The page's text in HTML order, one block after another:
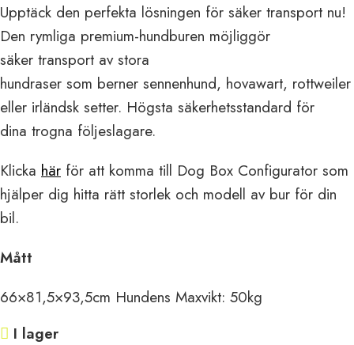
Upptäck den perfekta lösningen för säker transport nu!
Den rymliga premium-hundburen möjliggör
säker transport av stora
hundraser som berner sennenhund, hovawart, rottweiler
eller irländsk setter. Högsta säkerhetsstandard för
dina trogna följeslagare.
Klicka här för att komma till Dog Box Configurator som
hjälper dig hitta rätt storlek och modell av bur för din
bil.
Mått
66×81,5×93,5cm Hundens Maxvikt: 50kg
I lager